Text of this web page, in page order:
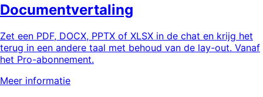
Documentvertaling
Zet een PDF, DOCX, PPTX of XLSX in de chat en krijg het
terug in een andere taal met behoud van de lay-out. Vanaf
het Pro-abonnement.
Meer informatie